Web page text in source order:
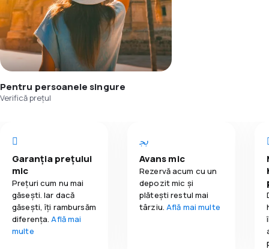
Pentru persoanele singure
Verifică prețul
Garanția prețului
mic
Prețuri cum nu mai
găsești. Iar dacă
găseşti, îți rambursăm
diferența.Află mai
multe
Avans mic
Rezervă acum cu un
depozit mic și
plătești restul mai
târziu.Află mai multe